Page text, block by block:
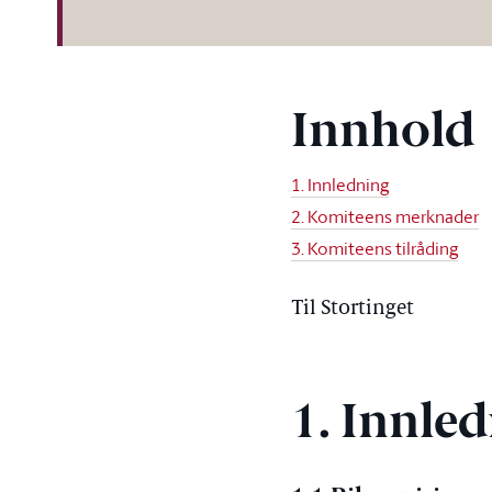
Innhold
1. Innledning
2. Komiteens merknader
3. Komiteens tilråding
Til Stortinget
1.